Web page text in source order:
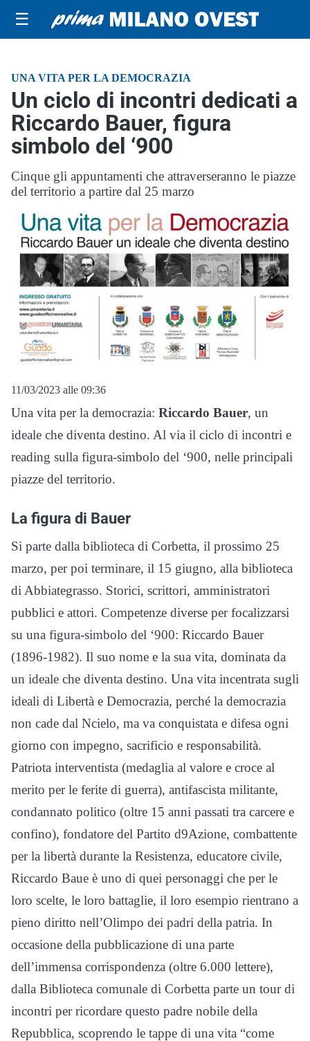
☰
UNA VITA PER LA DEMOCRAZIA
Un ciclo di incontri dedicati a
Riccardo Bauer, figura
simbolo del ‘900
Cinque gli appuntamenti che attraverseranno le piazze
del territorio a partire dal 25 marzo
11/03/2023 alle 09:36
Una vita per la democrazia: Riccardo Bauer, un
ideale che diventa destino. Al via il ciclo di incontri e
reading sulla figura-simbolo del ‘900, nelle principali
piazze del territorio.
La figura di Bauer
Si parte dalla biblioteca di Corbetta, il prossimo 25
marzo, per poi terminare, il 15 giugno, alla biblioteca
di Abbiategrasso. Storici, scrittori, amministratori
pubblici e attori. Competenze diverse per focalizzarsi
su una figura-simbolo del ‘900: Riccardo Bauer
(1896-1982). Il suo nome e la sua vita, dominata da
un ideale che diventa destino. Una vita incentrata sugli
ideali di Libertà e Democrazia, perché la democrazia
non cade dal Ncielo, ma va conquistata e difesa ogni
giorno con impegno, sacrificio e responsabilità.
Patriota interventista (medaglia al valore e croce al
merito per le ferite di guerra), antifascista militante,
condannato politico (oltre 15 anni passati tra carcere e
confino), fondatore del Partito d9Azione, combattente
per la libertà durante la Resistenza, educatore civile,
Riccardo Baue è uno di quei personaggi che per le
loro scelte, le loro battaglie, il loro esempio rientrano a
pieno diritto nell’Olimpo dei padri della patria. In
occasione della pubblicazione di una parte
dell’immensa corrispondenza (oltre 6.000 lettere),
dalla Biblioteca comunale di Corbetta parte un tour di
incontri per ricordare questo padre nobile della
Repubblica, scoprendo le tappe di una vita “come